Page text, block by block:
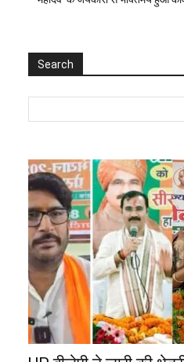
Search